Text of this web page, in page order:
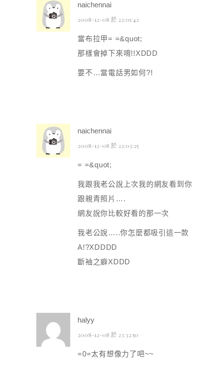
naichennai
2008-12-08 於 22:01:42
當布拉甲= =&quot;
那樣會掉下來唷!!XDDD
要不…當電話男如何?!
naichennai
2008-12-08 於 22:03:25
= =&quot;
我跟我老公說上次我的網友看到你
跟親青照片….
網友說你比較好看的那一次
我老公說…..你怎麼都吸引這一款
A!?XDDDD
斷袖之癖XDDD
halyy
2008-12-08 於 23:32:50
=0=太有想像力了吧~~